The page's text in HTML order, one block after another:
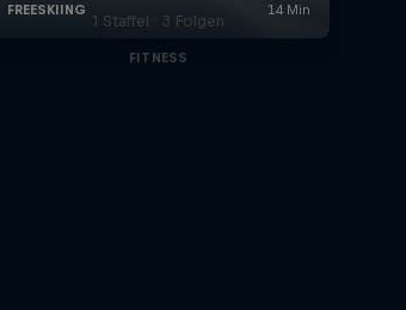
1 Staffel · 3 Folgen
FITNESS